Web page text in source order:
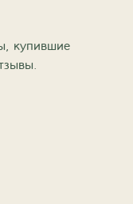
купившие